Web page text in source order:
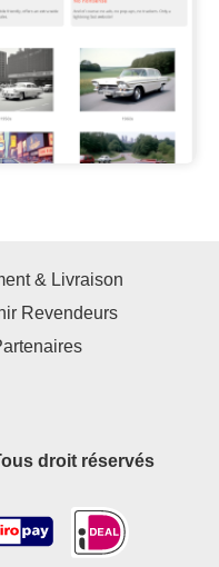
& Livraison
Revendeurs
droit réservés